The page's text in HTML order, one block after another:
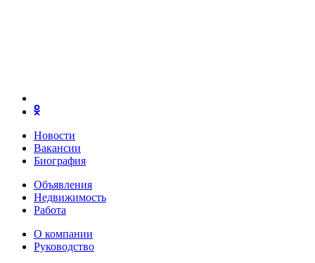
Новости
Вакансии
Биография
Объявления
Недвижимость
Работа
О компании
Руководство